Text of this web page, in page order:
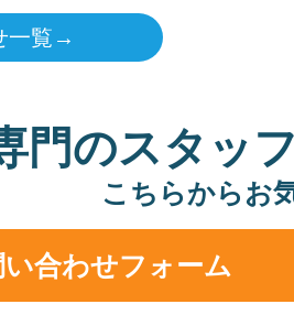
一覧→
門のスタッ
こちらからお
い合わせフォーム